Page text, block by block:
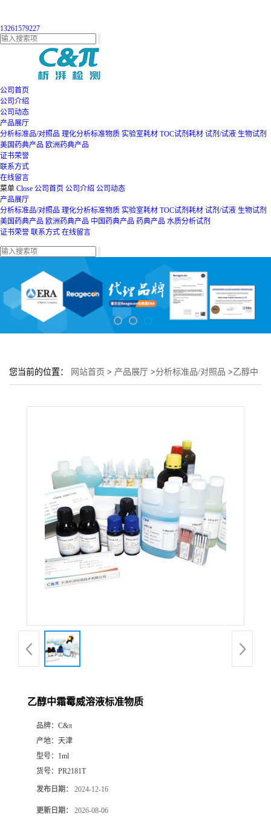
13261579227
公司首页
公司介绍
公司动态
产品展厅
分析标准品/对照品 理化分析标准物质 实验室耗材 TOC试剂耗材 试剂/试液 生物试剂
美国药典产品 欧洲药典产品
证书荣誉
联系方式
在线留言
菜单 Close 公司首页 公司介绍 公司动态
产品展厅
分析标准品/对照品 理化分析标准物质 实验室耗材 TOC试剂耗材 试剂/试液 生物试剂
美国药典产品 欧洲药典产品 中国药典产品 药典产品 水质分析试剂
证书荣誉 联系方式 在线留言
您当前的位置： 网站首页 > 产品展厅 >分析标准品/对照品 >乙醇中
乙醇中霜霉威溶液标准物质
品牌： C&π
产地： 天津
型号： 1ml
货号： PR2181T
发布日期： 2024-12-16
更新日期： 2026-08-06